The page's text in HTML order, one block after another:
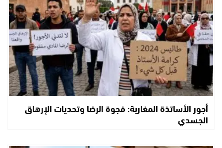
أجور الأساتذة المغاربة: فجوة الرضا وتحديات الإرهاق
الجسدي